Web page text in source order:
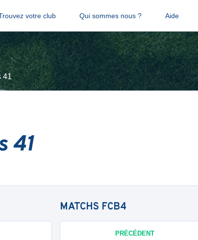
votre club Qui sommes nous ? Aide
41
41
MATCHS FCB4
PRÉCÉDENT